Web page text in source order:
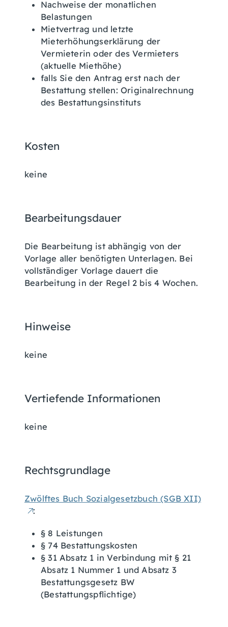
Nachweise der monatlichen
Belastungen
Mietvertrag und letzte
Mieterhöhungserklärung der
Vermieterin oder des Vermieters
(aktuelle Miethöhe)
falls Sie den Antrag erst nach der
Bestattung stellen: Originalrechnung
des Bestattungsinstituts
Kosten
keine
Bearbeitungsdauer
Die Bearbeitung ist abhängig von der
Vorlage aller benötigten Unterlagen. Bei
vollständiger Vorlage dauert die
Bearbeitung in der Regel 2 bis 4 Wochen.
Hinweise
keine
Vertiefende Informationen
keine
Rechtsgrundlage
Zwölftes Buch Sozialgesetzbuch (SGB XII)
:
§ 8 Leistungen
§ 74 Bestattungskosten
§ 31 Absatz 1 in Verbindung mit § 21
Absatz 1 Nummer 1 und Absatz 3
Bestattungsgesetz BW
(Bestattungspflichtige)